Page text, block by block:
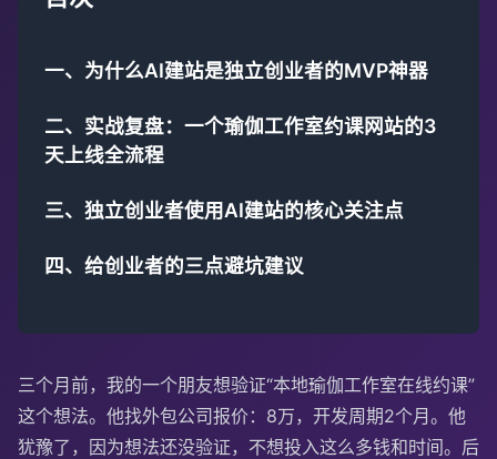
一、为什么AI建站是独立创业者的MVP神器
二、实战复盘：一个瑜伽工作室约课网站的3
天上线全流程
三、独立创业者使用AI建站的核心关注点
四、给创业者的三点避坑建议
三个月前，我的一个朋友想验证“本地瑜伽工作室在线约课”
这个想法。他找外包公司报价：8万，开发周期2个月。他
犹豫了，因为想法还没验证，不想投入这么多钱和时间。后